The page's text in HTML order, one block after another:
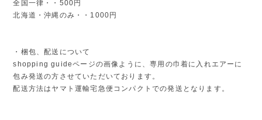
全国一律・・500円
北海道・沖縄のみ・・1000円
・梱包、配送について
shopping guideページの画像ように、専用の巾着に入れエアーに
包み発送の方させていただいております。
配送方法はヤマト運輸宅急便コンパクトでの発送となります。